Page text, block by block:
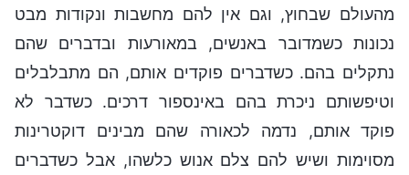
מהעולם שבחוץ, וגם אין להם מחשבות ונקודות מבט
נכונות כשמדובר באנשים, במאורעות ובדברים שהם
נתקלים בהם. כשדברים פוקדים אותם, הם מתבלבלים
וטיפשותם ניכרת בהם באינספור דרכים. כשדבר לא
פוקד אותם, נדמה לכאורה שהם מבינים דוקטרינות
מסוימות ושיש להם צלם אנוש כלשהו, אבל כשדברים